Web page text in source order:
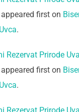
appeared first on
.
Rezervat Prirode
appeared first on
.